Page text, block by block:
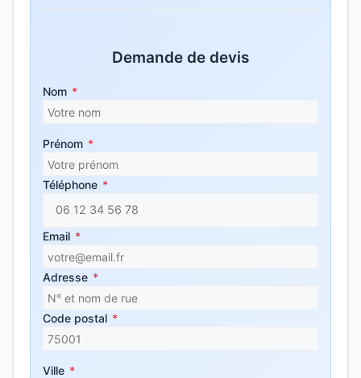
Demande de devis
Nom *
Prénom *
Téléphone *
Email *
Adresse *
Code postal *
Ville *